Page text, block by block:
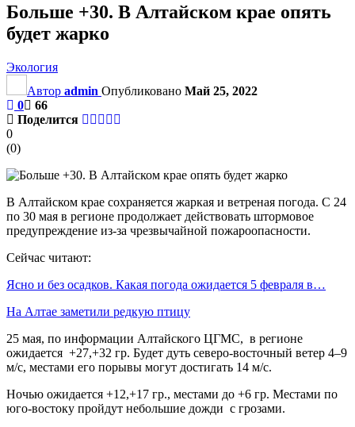
Больше +30. В Алтайском крае опять
будет жарко
Экология
Автор admin Опубликовано Май 25, 2022
0
66
Поделится
0
(0)
В Алтайском крае сохраняется жаркая и ветреная погода. С 24
по 30 мая в регионе продолжает действовать штормовое
предупреждение из-за чрезвычайной пожароопасности.
Сейчас читают:
Ясно и без осадков. Какая погода ожидается 5 февраля в…
На Алтае заметили редкую птицу
25 мая, по информации Алтайского ЦГМС, в регионе
ожидается +27,+32 гр. Будет дуть северо-восточный ветер 4–9
м/с, местами его порывы могут достигать 14 м/с.
Ночью ожидается +12,+17 гр., местами до +6 гр. Местами по
юго-востоку пройдут небольшие дожди с грозами.